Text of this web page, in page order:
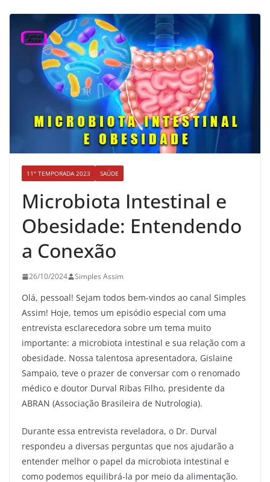
11ª TEMPORADA 2023 SAÚDE
Microbiota Intestinal e
Obesidade: Entendendo
a Conexão
26/10/2024 Simples Assim
Olá, pessoal! Sejam todos bem-vindos ao canal Simples
Assim! Hoje, temos um episódio especial com uma
entrevista esclarecedora sobre um tema muito
importante: a microbiota intestinal e sua relação com a
obesidade. Nossa talentosa apresentadora, Gislaine
Sampaio, teve o prazer de conversar com o renomado
médico e doutor Durval Ribas Filho, presidente da
ABRAN (Associação Brasileira de Nutrologia).
Durante essa entrevista reveladora, o Dr. Durval
respondeu a diversas perguntas que nos ajudarão a
entender melhor o papel da microbiota intestinal e
como podemos equilibrá-la por meio da alimentação.